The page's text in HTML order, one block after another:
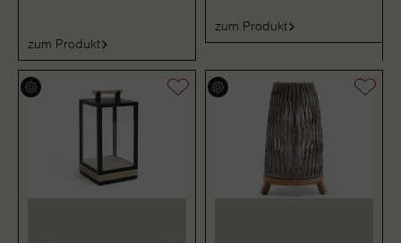
zum Produkt
zum Produkt